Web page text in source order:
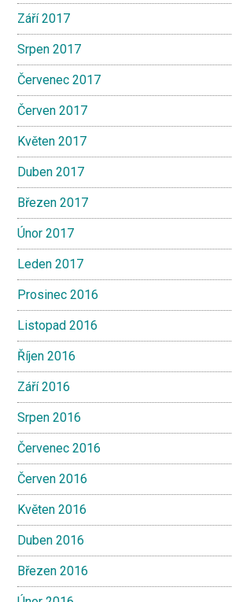
Září 2017
Srpen 2017
Červenec 2017
Červen 2017
Květen 2017
Duben 2017
Březen 2017
Únor 2017
Leden 2017
Prosinec 2016
Listopad 2016
Říjen 2016
Září 2016
Srpen 2016
Červenec 2016
Červen 2016
Květen 2016
Duben 2016
Březen 2016